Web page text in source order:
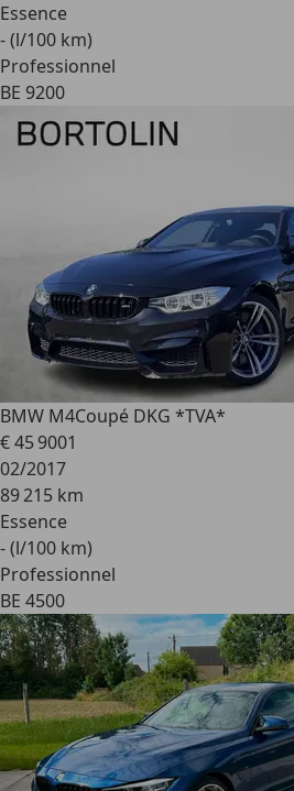
Essence
- (l/100 km)
Professionnel
BE 9200
BMW M4Coupé DKG *TVA*
€ 45 9001
02/2017
89 215 km
Essence
- (l/100 km)
Professionnel
BE 4500